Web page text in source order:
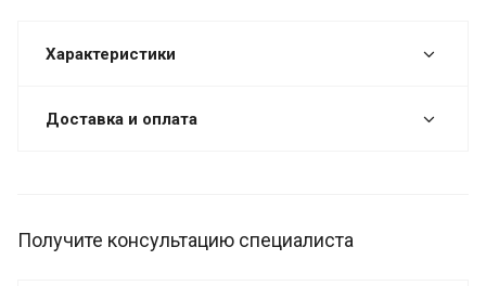
Характеристики
Доставка и оплата
Получите консультацию специалиста